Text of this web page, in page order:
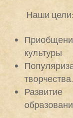
Наши цели:
культуры
творчества.